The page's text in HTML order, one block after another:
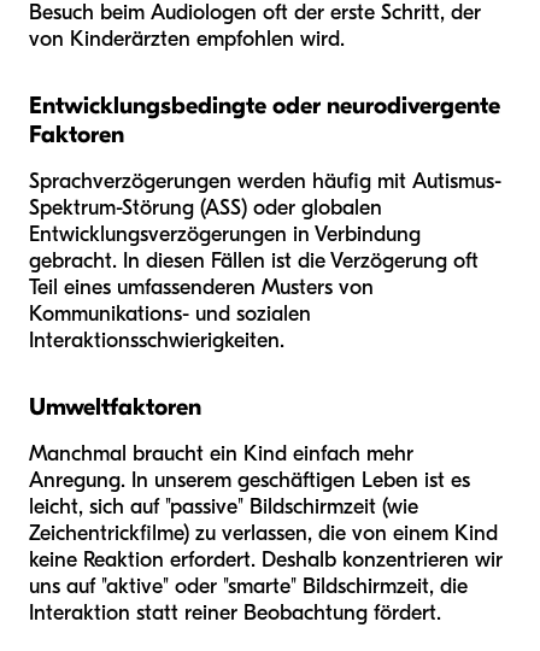
Besuch beim Audiologen oft der erste Schritt, der
von Kinderärzten empfohlen wird.
Entwicklungsbedingte oder neurodivergente
Faktoren
Sprachverzögerungen werden häufig mit Autismus-
Spektrum-Störung (ASS) oder globalen
Entwicklungsverzögerungen in Verbindung
gebracht. In diesen Fällen ist die Verzögerung oft
Teil eines umfassenderen Musters von
Kommunikations- und sozialen
Interaktionsschwierigkeiten.
Umweltfaktoren
Manchmal braucht ein Kind einfach mehr
Anregung. In unserem geschäftigen Leben ist es
leicht, sich auf "passive" Bildschirmzeit (wie
Zeichentrickfilme) zu verlassen, die von einem Kind
keine Reaktion erfordert. Deshalb konzentrieren wir
uns auf "aktive" oder "smarte" Bildschirmzeit, die
Interaktion statt reiner Beobachtung fördert.